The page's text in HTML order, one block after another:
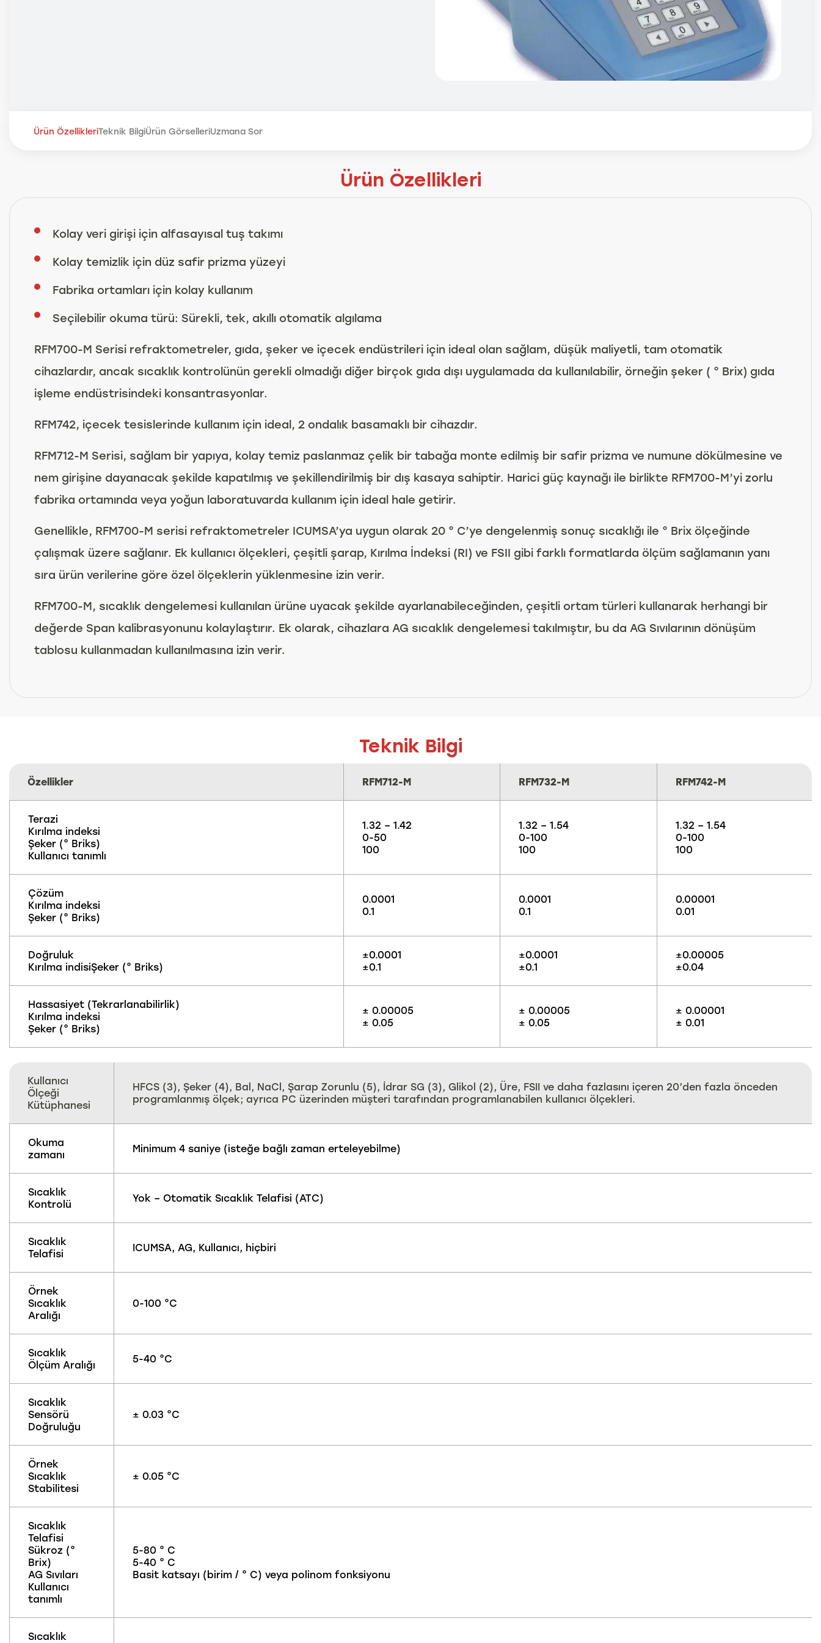
Ürün ÖzellikleriTeknik BilgiÜrün GörselleriUzmana Sor
Ürün Özellikleri
Kolay veri girişi için alfasayısal tuş takımı
Kolay temizlik için düz safir prizma yüzeyi
Fabrika ortamları için kolay kullanım
Seçilebilir okuma türü: Sürekli, tek, akıllı otomatik algılama
RFM700-M Serisi refraktometreler, gıda, şeker ve içecek endüstrileri için ideal olan sağlam, düşük maliyetli, tam otomatik
cihazlardır, ancak sıcaklık kontrolünün gerekli olmadığı diğer birçok gıda dışı uygulamada da kullanılabilir, örneğin şeker ( ° Brix) gıda
işleme endüstrisindeki konsantrasyonlar.
RFM742, içecek tesislerinde kullanım için ideal, 2 ondalık basamaklı bir cihazdır.
RFM712-M Serisi, sağlam bir yapıya, kolay temiz paslanmaz çelik bir tabağa monte edilmiş bir safir prizma ve numune dökülmesine ve
nem girişine dayanacak şekilde kapatılmış ve şekillendirilmiş bir dış kasaya sahiptir. Harici güç kaynağı ile birlikte RFM700-M’yi zorlu
fabrika ortamında veya yoğun laboratuvarda kullanım için ideal hale getirir.
Genellikle, RFM700-M serisi refraktometreler ICUMSA’ya uygun olarak 20 ° C’ye dengelenmiş sonuç sıcaklığı ile ° Brix ölçeğinde
çalışmak üzere sağlanır. Ek kullanıcı ölçekleri, çeşitli şarap, Kırılma İndeksi (RI) ve FSII gibi farklı formatlarda ölçüm sağlamanın yanı
sıra ürün verilerine göre özel ölçeklerin yüklenmesine izin verir.
RFM700-M, sıcaklık dengelemesi kullanılan ürüne uyacak şekilde ayarlanabileceğinden, çeşitli ortam türleri kullanarak herhangi bir
değerde Span kalibrasyonunu kolaylaştırır. Ek olarak, cihazlara AG sıcaklık dengelemesi takılmıştır, bu da AG Sıvılarının dönüşüm
tablosu kullanmadan kullanılmasına izin verir.
Teknik Bilgi
Özellikler RFM712-M RFM732-M RFM742-M
Terazi
Kırılma indeksi
Şeker (° Briks)
Kullanıcı tanımlı
1.32 – 1.42
0-50
100
1.32 – 1.54
0-100
100
1.32 – 1.54
0-100
100
Çözüm
Kırılma indeksi
Şeker (° Briks)
0.0001
0.1
0.0001
0.1
0.00001
0.01
Doğruluk
Kırılma indisiŞeker (° Briks)
±0.0001
±0.1
±0.0001
±0.1
±0.00005
±0.04
Hassasiyet (Tekrarlanabilirlik)
Kırılma indeksi
Şeker (° Briks)
± 0.00005
± 0.05
± 0.00005
± 0.05
± 0.00001
± 0.01
Kullanıcı
Ölçeği
Kütüphanesi
HFCS (3), Şeker (4), Bal, NaCl, Şarap Zorunlu (5), İdrar SG (3), Glikol (2), Üre, FSII ve daha fazlasını içeren 20’den fazla önceden
programlanmış ölçek; ayrıca PC üzerinden müşteri tarafından programlanabilen kullanıcı ölçekleri.
Okuma
zamanı
Minimum 4 saniye (isteğe bağlı zaman erteleyebilme)
Sıcaklık
Kontrolü
Yok – Otomatik Sıcaklık Telafisi (ATC)
Sıcaklık
Telafisi
ICUMSA, AG, Kullanıcı, hiçbiri
Örnek
Sıcaklık
Aralığı
0-100 °C
Sıcaklık
Ölçüm Aralığı
5-40 °C
Sıcaklık
Sensörü
Doğruluğu
± 0.03 °C
Örnek
Sıcaklık
Stabilitesi
± 0.05 °C
Sıcaklık
Telafisi
Sükroz (°
Brix)
AG Sıvıları
Kullanıcı
tanımlı
5-80 ° C
5-40 ° C
Basit katsayı (birim / ° C) veya polinom fonksiyonu
Sıcaklık